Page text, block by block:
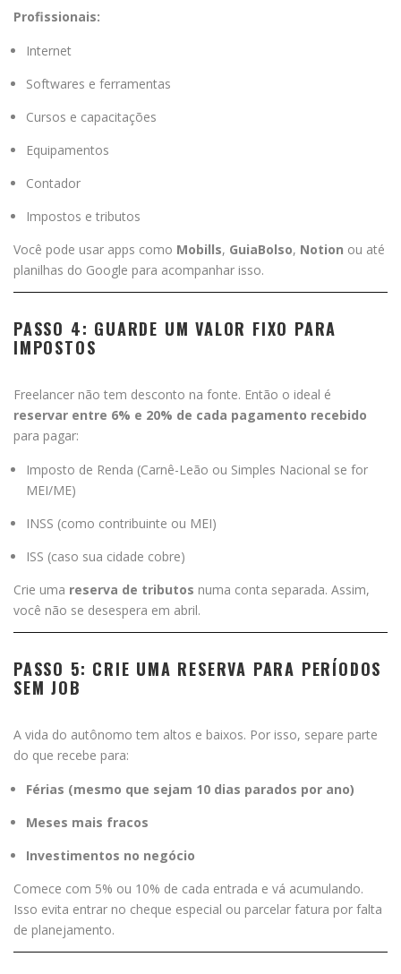
Profissionais:
Internet
Softwares e ferramentas
Cursos e capacitações
Equipamentos
Contador
Impostos e tributos
Você pode usar apps como Mobills, GuiaBolso, Notion ou até
planilhas do Google para acompanhar isso.
PASSO 4: GUARDE UM VALOR FIXO PARA
IMPOSTOS
Freelancer não tem desconto na fonte. Então o ideal é
reservar entre 6% e 20% de cada pagamento recebido
para pagar:
Imposto de Renda (Carnê-Leão ou Simples Nacional se for
MEI/ME)
INSS (como contribuinte ou MEI)
ISS (caso sua cidade cobre)
Crie uma reserva de tributos numa conta separada. Assim,
você não se desespera em abril.
PASSO 5: CRIE UMA RESERVA PARA PERÍODOS
SEM JOB
A vida do autônomo tem altos e baixos. Por isso, separe parte
do que recebe para:
Férias (mesmo que sejam 10 dias parados por ano)
Meses mais fracos
Investimentos no negócio
Comece com 5% ou 10% de cada entrada e vá acumulando.
Isso evita entrar no cheque especial ou parcelar fatura por falta
de planejamento.